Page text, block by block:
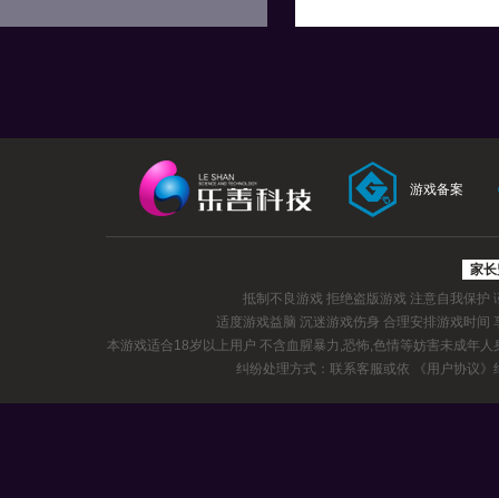
游戏备案
家
抵制不良游戏 拒绝盗版游戏 注意自我保护
适度游戏益脑 沉迷游戏伤身 合理安排游戏时间
本游戏适合18岁以上用户 不含血腥暴力,恐怖,色情等妨害未成年人
纠纷处理方式：联系客服或依
《用户协议》